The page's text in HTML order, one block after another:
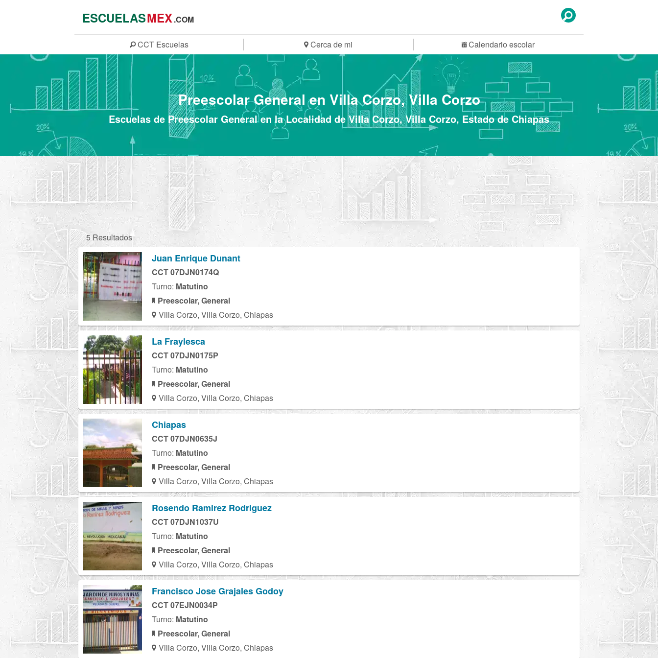
ESCUELASMEX.COM
CCT Escuelas Cerca de mi Calendario escolar
Preescolar General en Villa Corzo, Villa Corzo
Escuelas de Preescolar General en la Localidad de Villa Corzo, Villa Corzo, Estado de Chiapas
5 Resultados
Juan Enrique Dunant
CCT 07DJN0174Q
Turno: Matutino
Preescolar, General
Villa Corzo, Villa Corzo, Chiapas
La Fraylesca
CCT 07DJN0175P
Turno: Matutino
Preescolar, General
Villa Corzo, Villa Corzo, Chiapas
Chiapas
CCT 07DJN0635J
Turno: Matutino
Preescolar, General
Villa Corzo, Villa Corzo, Chiapas
Rosendo Ramirez Rodriguez
CCT 07DJN1037U
Turno: Matutino
Preescolar, General
Villa Corzo, Villa Corzo, Chiapas
Francisco Jose Grajales Godoy
CCT 07EJN0034P
Turno: Matutino
Preescolar, General
Villa Corzo, Villa Corzo, Chiapas